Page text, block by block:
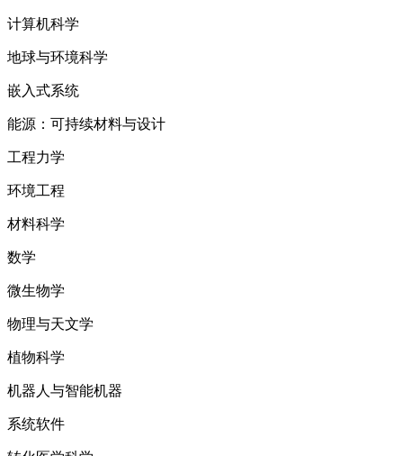
计算机科学
地球与环境科学
嵌入式系统
能源：可持续材料与设计
工程力学
环境工程
材料科学
数学
微生物学
物理与天文学
植物科学
机器人与智能机器
系统软件